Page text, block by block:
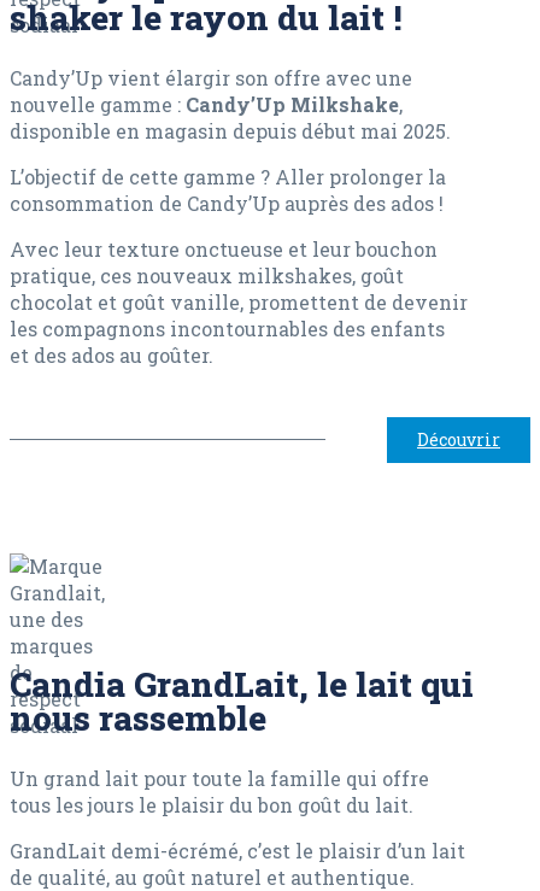
shaker le rayon du lait !
Candy’Up vient élargir son offre avec une
nouvelle gamme : Candy’Up Milkshake,
disponible en magasin depuis début mai 2025.
L’objectif de cette gamme ? Aller prolonger la
consommation de Candy’Up auprès des ados !
Avec leur texture onctueuse et leur bouchon
pratique, ces nouveaux milkshakes, goût
chocolat et goût vanille, promettent de devenir
les compagnons incontournables des enfants
et des ados au goûter.
Découvrir
Candia GrandLait, le lait qui
nous rassemble
Un grand lait pour toute la famille qui offre
tous les jours le plaisir du bon goût du lait.
GrandLait demi-écrémé, c’est le plaisir d’un lait
de qualité, au goût naturel et authentique.